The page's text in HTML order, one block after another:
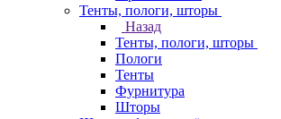
Тенты, пологи, шторы
Назад
Тенты, пологи, шторы
Пологи
Тенты
Фурнитура
Шторы